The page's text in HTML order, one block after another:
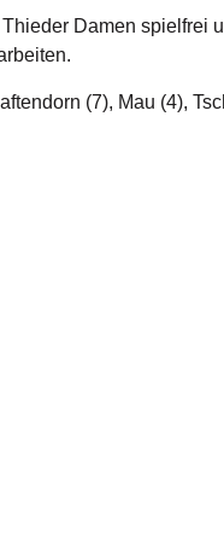
Damen spielfrei
(7), Mau (4),